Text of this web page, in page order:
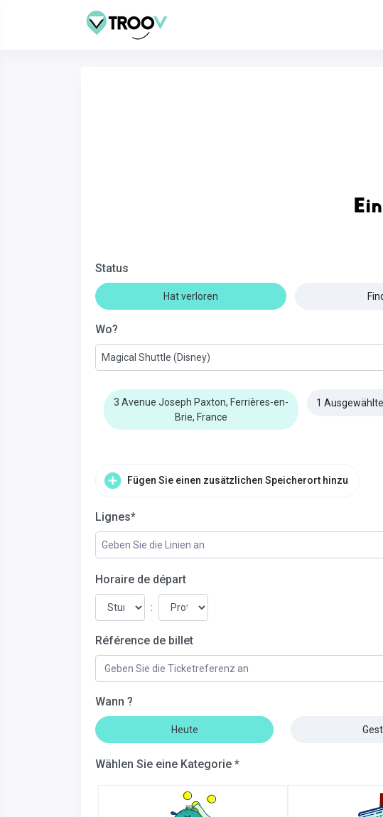
Status
Hat verloren
Wo?
Magical Shuttle (Disney)
3 Avenue Joseph Paxton, Ferrières-en-
Brie, France
1
Fügen Sie einen zusätzlichen Speicherort hinzu
Lignes*
Geben Sie die Linien an
Horaire de départ
:
Référence de billet
Wann ?
Heute
Wählen Sie eine Kategorie *